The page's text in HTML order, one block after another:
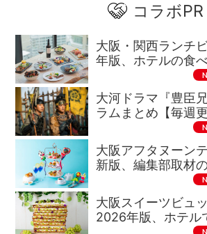
コラボPR
大阪・関西ランチ
年版、ホテルの食
大河ドラマ『豊臣
ラムまとめ【毎週更
大阪アフタヌーン
新版、編集部取材
大阪スイーツビュ
2026年版、ホテル